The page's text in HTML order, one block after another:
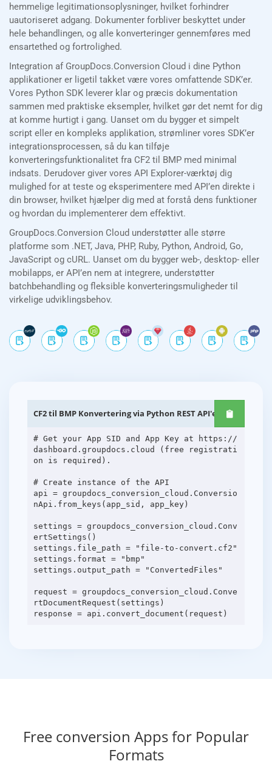
hemmelige legitimationsoplysninger, hvilket forhindrer
uautoriseret adgang. Dokumenter forbliver beskyttet under
hele behandlingen, og alle konverteringer gennemføres med
ensartethed og fortrolighed.
Integration af GroupDocs.Conversion Cloud i dine Python
applikationer er ligetil takket være vores omfattende SDK’er.
Vores Python SDK leverer klar og præcis dokumentation
sammen med praktiske eksempler, hvilket gør det nemt for dig
at komme hurtigt i gang. Uanset om du bygger et simpelt
script eller en kompleks applikation, strømliner vores SDK’er
integrationsprocessen, så du kan tilføje
konverteringsfunktionalitet fra CF2 til BMP med minimal
indsats. Derudover giver vores API Explorer-værktøj dig
mulighed for at teste og eksperimentere med API’en direkte i
din browser, hvilket hjælper dig med at forstå dens funktioner
og hvordan du implementerer dem effektivt.
GroupDocs.Conversion Cloud understøtter alle større
platforme som .NET, Java, PHP, Ruby, Python, Android, Go,
JavaScript og cURL. Uanset om du bygger web-, desktop- eller
mobilapps, er API’en nem at integrere, understøtter
batchbehandling og fleksible konverteringsmuligheder til
virkelige udviklingsbehov.
CF2 til BMP Konvertering via Python REST API'er
# Get your App SID and App Key at https://
dashboard.groupdocs.cloud (free registrati
on is required).
# Create instance of the API
api = groupdocs_conversion_cloud.Conversio
nApi.from_keys(app_sid, app_key)
settings = groupdocs_conversion_cloud.Conv
ertSettings()
settings.file_path = "file-to-convert.cf2"
settings.format = "bmp"
settings.output_path = "ConvertedFiles"
request = groupdocs_conversion_cloud.Conve
rtDocumentRequest(settings)
Free conversion Apps for Popular
Formats